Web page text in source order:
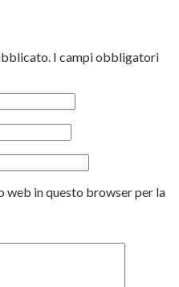
I campi obbligatori
web in questo browser per la